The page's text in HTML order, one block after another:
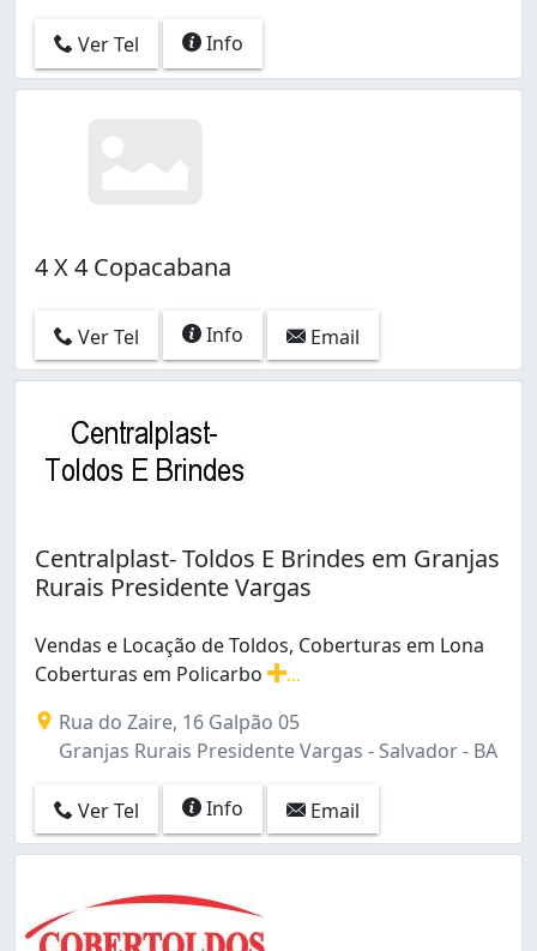
Ver Tel Info
4 X 4 Copacabana
Ver Tel Info Email
Centralplast- Toldos E Brindes em Granjas
Rurais Presidente Vargas
Vendas e Locação de Toldos, Coberturas em Lona
Coberturas em Policarbo
Rua do Zaire, 16 Galpão 05
Granjas Rurais Presidente Vargas - Salvador - BA
Ver Tel Info Email